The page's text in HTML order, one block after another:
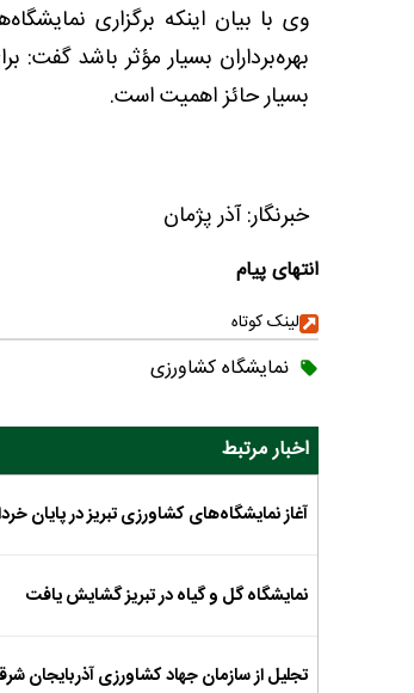
وی با بیان اینکه برگزاری
بهره‌برداران بسیار مؤثر باشد
بسیار حائز اهمیت است.
خبرنگار: آذر پژمان
انتهای پیام
لینک کوتاه
نمایشگاه کشاورزی
اخبار مرتبط
آغاز نمایشگاه‌های کشاورزی تبریز در پایان
نمایشگاه گل و گیاه در تبریز گشایش یافت
تجلیل از سازمان جهاد کشاورزی آذربایجان